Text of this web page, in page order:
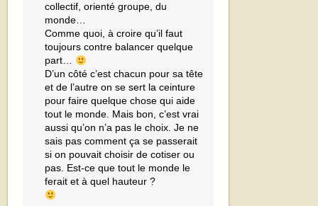
collectif, orienté groupe, du
monde…
Comme quoi, à croire qu’il faut
toujours contre balancer quelque
part…
D’un côté c’est chacun pour sa tête
et de l’autre on se sert la ceinture
pour faire quelque chose qui aide
tout le monde. Mais bon, c’est vrai
aussi qu’on n’a pas le choix. Je ne
sais pas comment ça se passerait
si on pouvait choisir de cotiser ou
pas. Est-ce que tout le monde le
ferait et à quel hauteur ?